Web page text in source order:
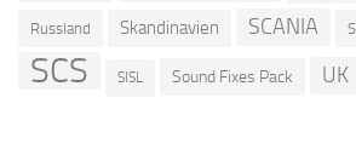
Russland Skandinavien SCANIA
SCS SISL Sound Fixes Pack UK